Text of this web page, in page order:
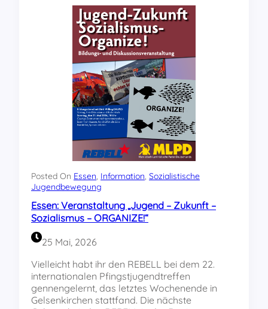
i
s
t
S
o
z
i
a
l
m
u
s
?
Posted On Essen, Information, Sozialistische
Jugendbewegung
Essen: Veranstaltung „Jugend – Zukunft –
Sozialismus – ORGANIZE!“
25 Mai, 2026
Vielleicht habt ihr den REBELL bei dem 22.
internationalen Pfingstjugendtreffen
gennengelernt, das letztes Wochenende in
Gelsenkirchen stattfand. Die nächste